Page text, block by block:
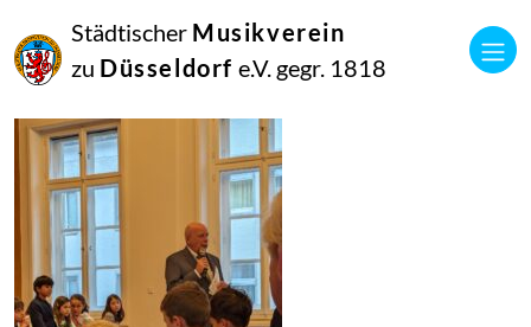
Städtischer Musikverein
zu Düsseldorf e.V. gegr. 1818
Dezember
2023
Manfred Hill